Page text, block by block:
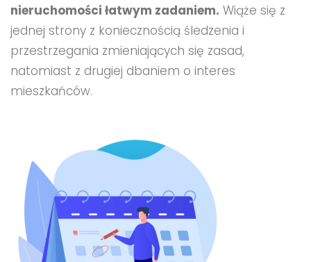
nieruchomości łatwym zadaniem. Wiąże się z
jednej strony z koniecznością śledzenia i
przestrzegania zmieniających się zasad,
natomiast z drugiej dbaniem o interes
mieszkańców.